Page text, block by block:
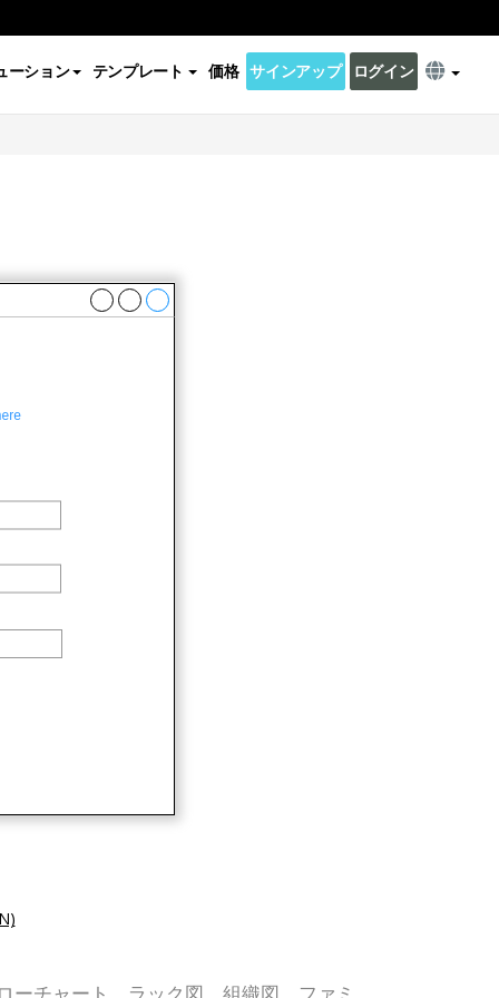
ーション テンプレート 価格 サインアップ ログイン